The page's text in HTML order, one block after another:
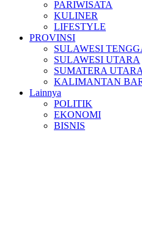
PARIWISATA
KULINER
LIFESTYLE
PROVINSI
SULAWESI
SULAWESI UTARA
SUMATERA UTARA
KALIMANTAN
Lainnya
POLITIK
EKONOMI
BISNIS